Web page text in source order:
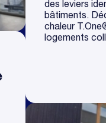
des leviers
bâtiments.
chaleur
logements